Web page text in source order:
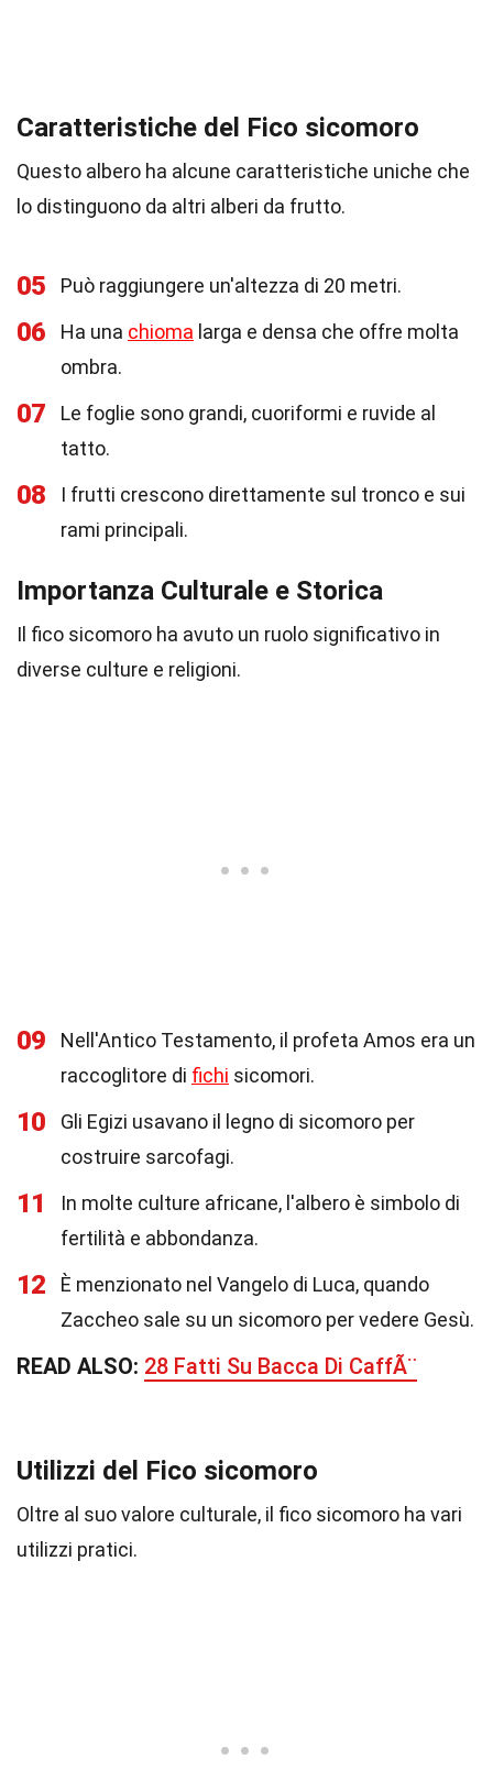
Caratteristiche del Fico sicomoro
Questo albero ha alcune caratteristiche uniche che
lo distinguono da altri alberi da frutto.
05 Può raggiungere un'altezza di 20 metri.
06 Ha una chioma larga e densa che offre molta
ombra.
07
Le foglie sono grandi, cuoriformi e ruvide al
tatto.
08
I frutti crescono direttamente sul tronco e sui
rami principali.
Importanza Culturale e Storica
Il fico sicomoro ha avuto un ruolo significativo in
diverse culture e religioni.
09
Nell'Antico Testamento, il profeta Amos era un
raccoglitore di fichi sicomori.
10
Gli Egizi usavano il legno di sicomoro per
costruire sarcofagi.
11
In molte culture africane, l'albero è simbolo di
fertilità e abbondanza.
12
È menzionato nel Vangelo di Luca, quando
Zaccheo sale su un sicomoro per vedere Gesù.
READ ALSO: 28 Fatti Su Bacca Di CaffÃ¨
Utilizzi del Fico sicomoro
Oltre al suo valore culturale, il fico sicomoro ha vari
utilizzi pratici.